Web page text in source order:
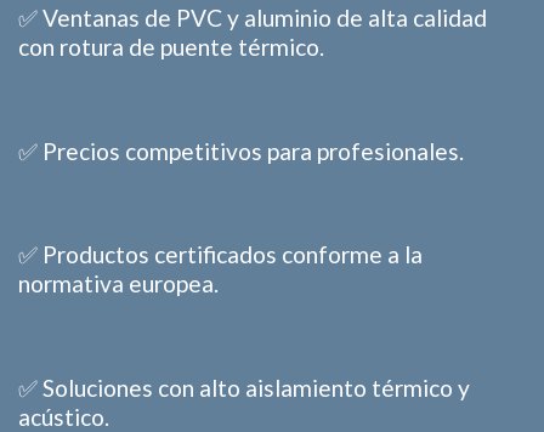
✅ Ventanas de PVC y aluminio de alta calidad
con rotura de puente térmico.
✅ Precios competitivos para profesionales.
✅ Productos certificados conforme a la
normativa europea.
✅ Soluciones con alto aislamiento térmico y
acústico.